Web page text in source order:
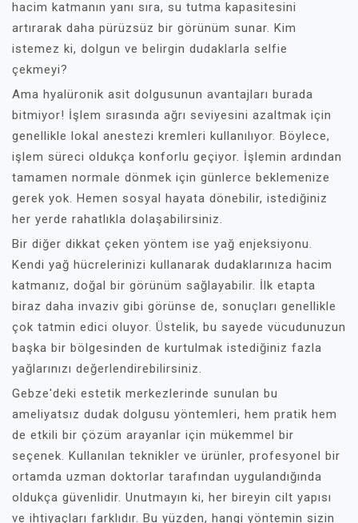
hacim katmanın yanı sıra, su tutma kapasitesini
artırarak daha pürüzsüz bir görünüm sunar. Kim
istemez ki, dolgun ve belirgin dudaklarla selfie
çekmeyi?
Ama hyalüronik asit dolgusunun avantajları burada
bitmiyor! İşlem sırasında ağrı seviyesini azaltmak için
genellikle lokal anestezi kremleri kullanılıyor. Böylece,
işlem süreci oldukça konforlu geçiyor. İşlemin ardından
tamamen normale dönmek için günlerce beklemenize
gerek yok. Hemen sosyal hayata dönebilir, istediğiniz
her yerde rahatlıkla dolaşabilirsiniz.
Bir diğer dikkat çeken yöntem ise yağ enjeksiyonu.
Kendi yağ hücrelerinizi kullanarak dudaklarınıza hacim
katmanız, doğal bir görünüm sağlayabilir. İlk etapta
biraz daha invaziv gibi görünse de, sonuçları genellikle
çok tatmin edici oluyor. Üstelik, bu sayede vücudunuzun
başka bir bölgesinden de kurtulmak istediğiniz fazla
yağlarınızı değerlendirebilirsiniz.
Gebze'deki estetik merkezlerinde sunulan bu
ameliyatsız dudak dolgusu yöntemleri, hem pratik hem
de etkili bir çözüm arayanlar için mükemmel bir
seçenek. Kullanılan teknikler ve ürünler, profesyonel bir
ortamda uzman doktorlar tarafından uygulandığında
oldukça güvenlidir. Unutmayın ki, her bireyin cilt yapısı
ve ihtiyaçları farklıdır. Bu yüzden, hangi yöntemin sizin